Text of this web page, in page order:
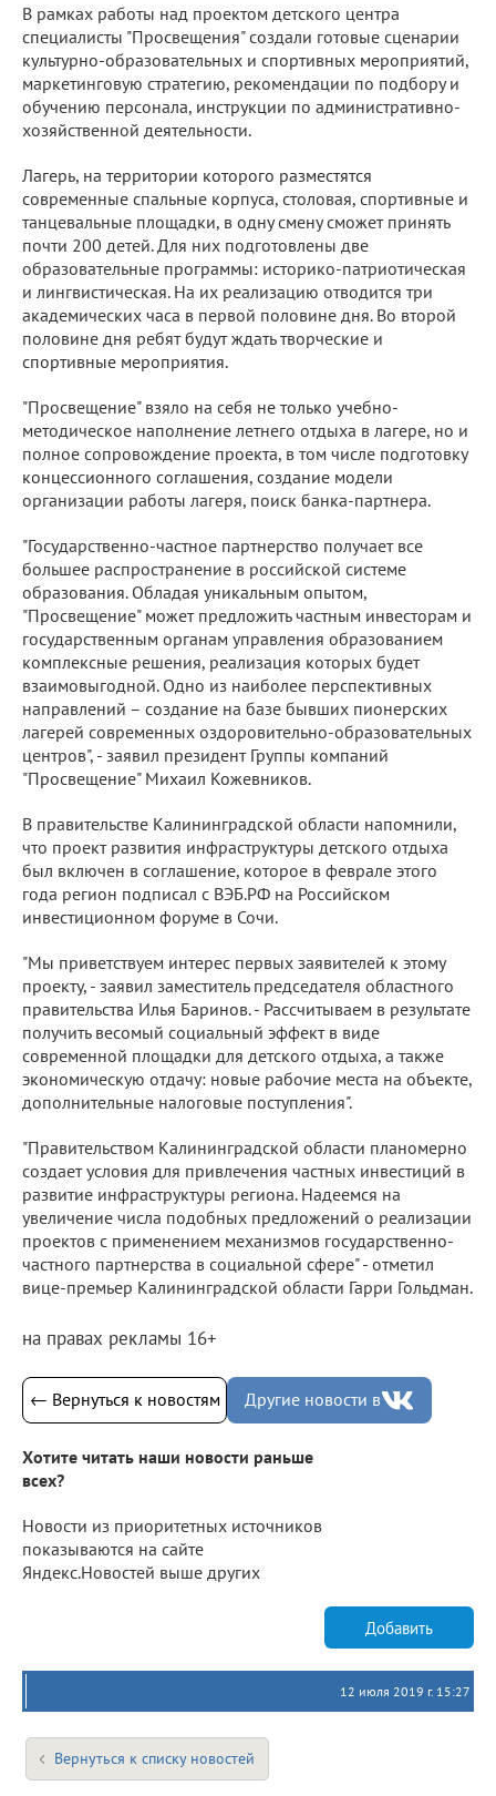
В рамках работы над проектом детского центра
специалисты "Просвещения" создали готовые сценарии
культурно-образовательных и спортивных мероприятий,
маркетинговую стратегию, рекомендации по подбору и
обучению персонала, инструкции по административно-
хозяйственной деятельности.
Лагерь, на территории которого разместятся
современные спальные корпуса, столовая, спортивные и
танцевальные площадки, в одну смену сможет принять
почти 200 детей. Для них подготовлены две
образовательные программы: историко-патриотическая
и лингвистическая. На их реализацию отводится три
академических часа в первой половине дня. Во второй
половине дня ребят будут ждать творческие и
спортивные мероприятия.
"Просвещение" взяло на себя не только учебно-
методическое наполнение летнего отдыха в лагере, но и
полное сопровождение проекта, в том числе подготовку
концессионного соглашения, создание модели
организации работы лагеря, поиск банка-партнера.
"Государственно-частное партнерство получает все
большее распространение в российской системе
образования. Обладая уникальным опытом,
"Просвещение" может предложить частным инвесторам и
государственным органам управления образованием
комплексные решения, реализация которых будет
взаимовыгодной. Одно из наиболее перспективных
направлений – создание на базе бывших пионерских
лагерей современных оздоровительно-образовательных
центров", - заявил президент Группы компаний
"Просвещение" Михаил Кожевников.
В правительстве Калининградской области напомнили,
что проект развития инфраструктуры детского отдыха
был включен в соглашение, которое в феврале этого
года регион подписал с ВЭБ.РФ на Российском
инвестиционном форуме в Сочи.
"Мы приветствуем интерес первых заявителей к этому
проекту, - заявил заместитель председателя областного
правительства Илья Баринов. - Рассчитываем в результате
получить весомый социальный эффект в виде
современной площадки для детского отдыха, а также
экономическую отдачу: новые рабочие места на объекте,
дополнительные налоговые поступления".
"Правительством Калининградской области планомерно
создает условия для привлечения частных инвестиций в
развитие инфраструктуры региона. Надеемся на
увеличение числа подобных предложений о реализации
проектов с применением механизмов государственно-
частного партнерства в социальной сфере" - отметил
вице-премьер Калининградской области Гарри Гольдман.
на правах рекламы 16+
← Вернуться к новостям Другие новости в
Хотите читать наши новости раньше
всех?
Новости из приоритетных источников
показываются на сайте
Яндекс.Новостей выше других
Добавить
12 июля 2019 г. 15:27
Вернуться к списку новостей